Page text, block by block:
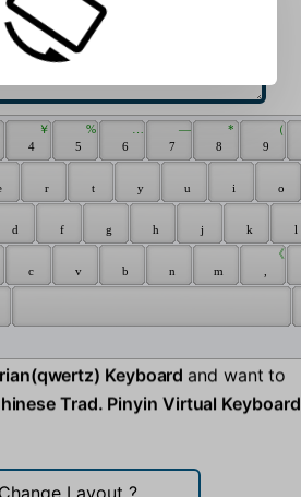
4
￥
5
%
6
7
—
8
*
9
（
r t y u i o
d f g h j k l
c v b n m
《
Keyboard and want to
Trad. Pinyin Virtual Keyboard
Change Layout ?